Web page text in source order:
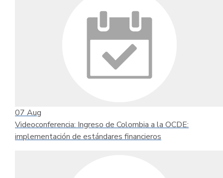
07 Aug
Videoconferencia: Ingreso de Colombia a la OCDE:
implementación de estándares financieros